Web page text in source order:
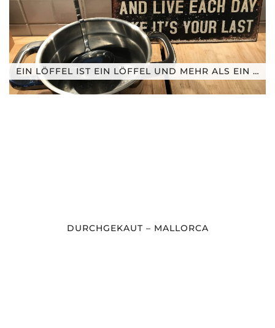
EIN LÖFFEL IST EIN LÖFFEL UND MEHR ALS EIN …
DURCHGEKAUT – MALLORCA